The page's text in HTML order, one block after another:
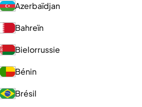
Azerbaïdjan
Bahreïn
Bielorrussie
Bénin
Brésil